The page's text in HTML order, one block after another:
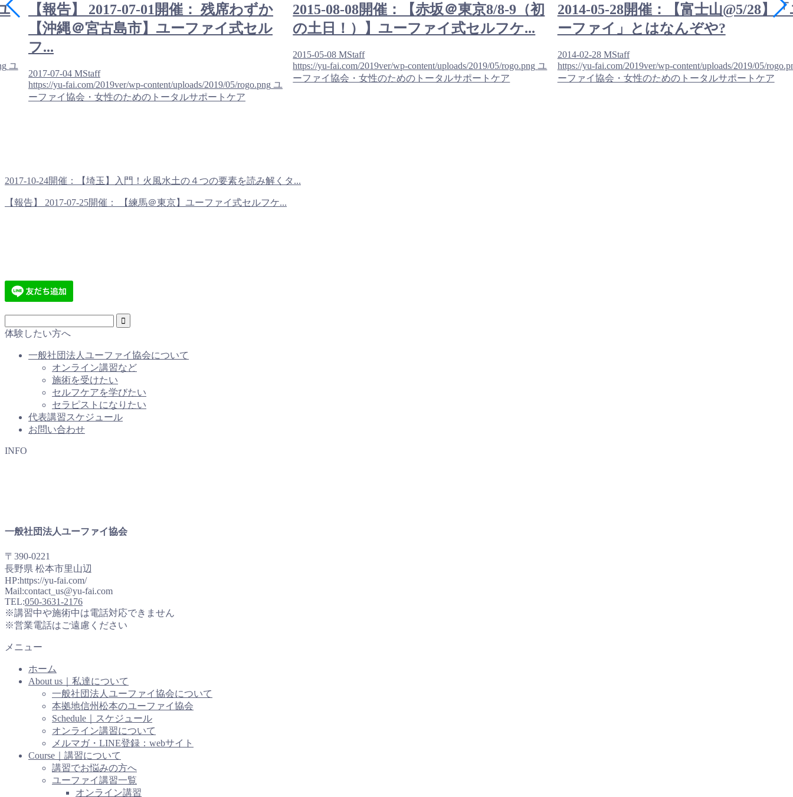
ユ
【報告】 2017-07-01開催： 残席わずか
【沖縄＠宮古島市】ユーファイ式セル
フ...
2017-07-04 MStaff
https://yu-fai.com/2019ver/wp-content/uploads/2019/05/rogo.png ユ
ーファイ協会・女性のためのトータルサポートケア
2015-08-08開催：【赤坂＠東京8/8-9（初
の土日！）】ユーファイ式セルフケ...
2015-05-08 MStaff
https://yu-fai.com/2019ver/wp-content/uploads/2019/05/rogo.png ユ
ーファイ協会・女性のためのトータルサポートケア
2014-05-28開催：【富士山@5/28】
ーファイ」とはなんぞや?
2014-02-28 MStaff
https://yu-fai.com/2019ver/wp-content/uploads/2019/05/
ーファイ協会・女性のためのトータルサポートケア
2017-10-24開催：【埼玉】入門！火風水土の４つの要素を読み解くタ...
【報告】 2017-07-25開催： 【練馬＠東京】ユーファイ式セルフケ...
体験したい方へ
一般社団法人ユーファイ協会について
オンライン講習など
施術を受けたい
セルフケアを学びたい
セラピストになりたい
代表講習スケジュール
お問い合わせ
INFO
一般社団法人ユーファイ協会
〒390-0221
長野県 松本市里山辺
HP:https://yu-fai.com/
Mail:contact_us@yu-fai.com
TEL:050-3631-2176
※講習中や施術中は電話対応できません
※営業電話はご遠慮ください
メニュー
ホーム
About us｜私達について
一般社団法人ユーファイ協会について
本拠地信州松本のユーファイ協会
Schedule｜スケジュール
オンライン講習について
メルマガ・LINE登録：webサイト
Course｜講習について
講習でお悩みの方へ
ユーファイ講習一覧
オンライン講習